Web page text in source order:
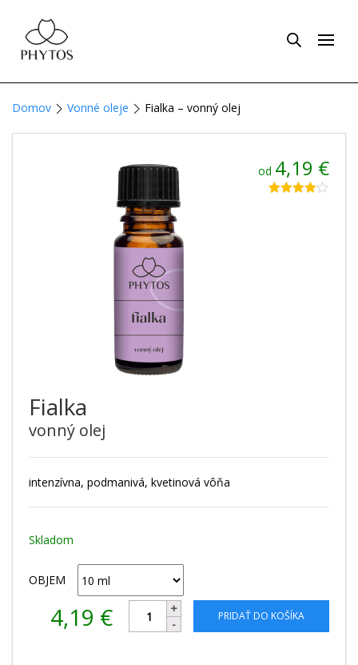
Domov Vonné oleje Fialka – vonný olej
Fialka
vonný olej
intenzívna, podmanivá, kvetinová vôňa
od 4,19 €
Skladom
OBJEM
4,19 € PRIDAŤ DO KOŠÍKA